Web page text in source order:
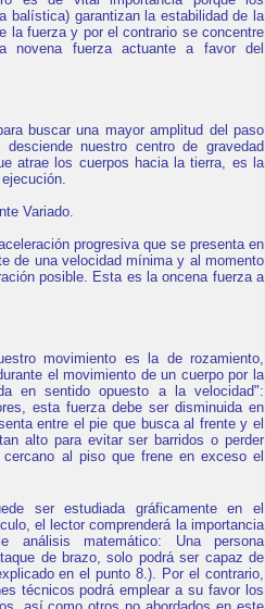
balística) garantizan la estabilidad de la
la fuerza y por el contrario se concentre
fuerza actuante a favor del
buscar una mayor amplitud del paso
nuestro centro de gravedad
atrae los cuerpos hacia la tierra, es la
Variado.
progresiva que se presenta en
de una velocidad mínima y al momento
posible. Esta es la oncena fuerza a
movimiento es la de rozamiento,
el movimiento de un cuerpo por la
en sentido opuesto a la velocidad":
esta fuerza debe ser disminuida en
entre el pie que busca al frente y el
alto para evitar ser barridos o perder
al piso que frene en exceso el
ser estudiada gráficamente en el
el lector comprenderá la importancia
matemático: Una persona
de brazo, solo podrá ser capaz de
en el punto 8.). Por el contrario,
técnicos podrá emplear a su favor los